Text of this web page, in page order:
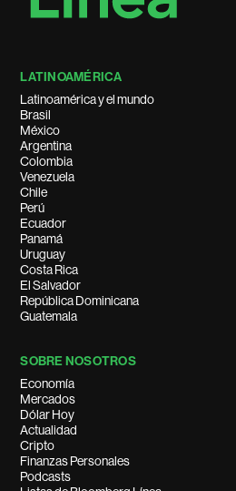
LATINOAMÉRICA
Latinoamérica y el mundo
Brasil
México
Argentina
Colombia
Venezuela
Chile
Perú
Ecuador
Panamá
Uruguay
Costa Rica
El Salvador
República Dominicana
Guatemala
SOBRE NOSOTROS
Economía
Mercados
Dólar Hoy
Actualidad
Cripto
Finanzas Personales
Podcasts